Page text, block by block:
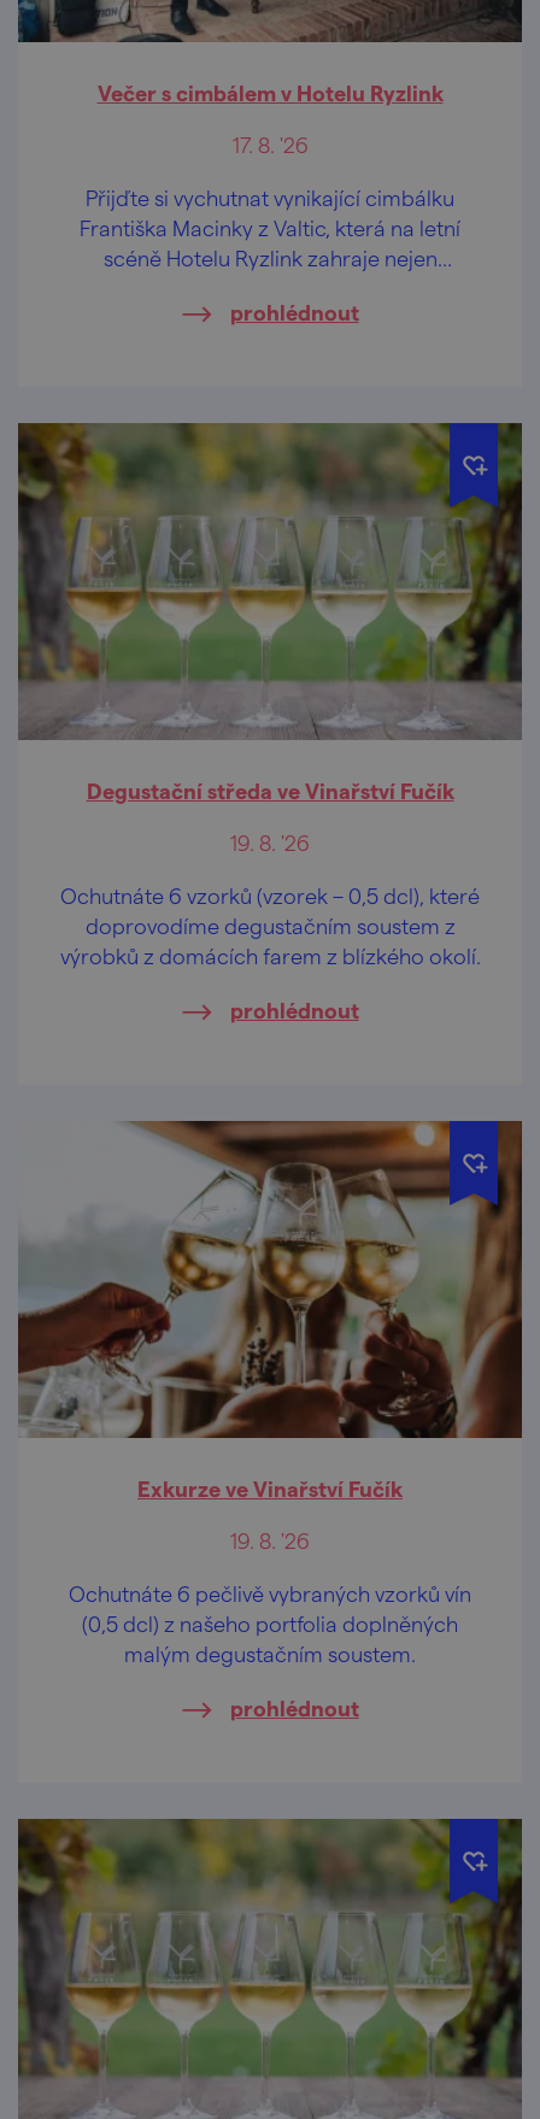
Večer s cimbálem v Hotelu Ryzlink
17. 8. '26
Přijďte si vychutnat vynikající cimbálku
Františka Macinky z Valtic, která na letní
scéně Hotelu Ryzlink zahraje nejen
prohlédnout
Degustační středa ve Vinařství Fučík
19. 8. '26
Ochutnáte 6 vzorků (vzorek – 0,5 dcl), které
doprovodíme degustačním soustem z
výrobků z domácích farem z blízkého okolí.
prohlédnout
Exkurze ve Vinařství Fučík
19. 8. '26
Ochutnáte 6 pečlivě vybraných vzorků vín
(0,5 dcl) z našeho portfolia doplněných
malým degustačním soustem.
prohlédnout